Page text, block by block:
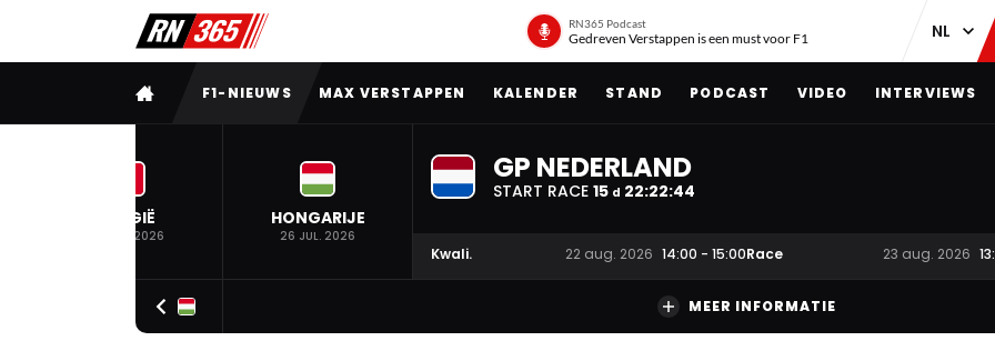
RN365 Podcast
Gedreven Verstappen is een must voor F1
VOLLEDIG MENU
F1-NIEUWS MAX VERSTAPPEN KALENDER STAND PODCAST VIDEO INTERVIEWS
BELGIË
19 JUL. 2026
HONGARIJE
26 JUL. 2026
GP NEDERLAND
START RACE 15 d 22:22:43
Kwali. 22 aug. 2026 14:00 - 15:00Race 23 aug. 2026
MEER INFORMATIE